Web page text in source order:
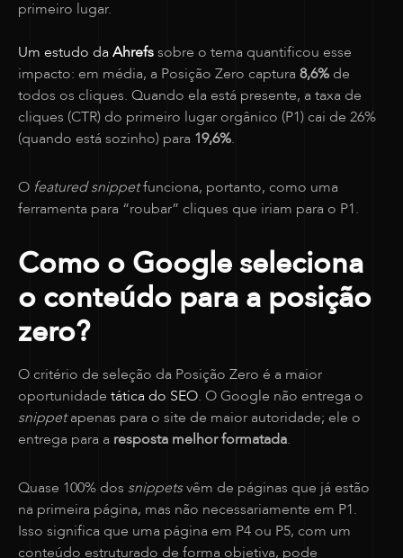
primeiro lugar.
Um estudo daAhrefssobre o tema quantificou esse
impacto: em média, a Posição Zero captura 8,6% de
todos os cliques. Quando ela está presente, a taxa de
cliques (CTR) do primeiro lugar orgânico (P1) cai de 26%
(quando está sozinho) para 19,6%.
O featured snippetfunciona, portanto, como uma
ferramenta para “roubar” cliques que iriam para o P1.
Como o Google seleciona
o conteúdo para a posição
zero?
O critério de seleção da Posição Zero é a maior
oportunidade tática do SEO. O Google não entrega o
snippetapenas para o site de maior autoridade; ele o
entrega para a resposta melhor formatada.
Quase 100% dos snippetsvêm de páginas que já estão
na primeira página, mas não necessariamente em P1.
Isso significa que uma página em P4 ou P5, com um
conteúdo estruturado de forma objetiva, pode